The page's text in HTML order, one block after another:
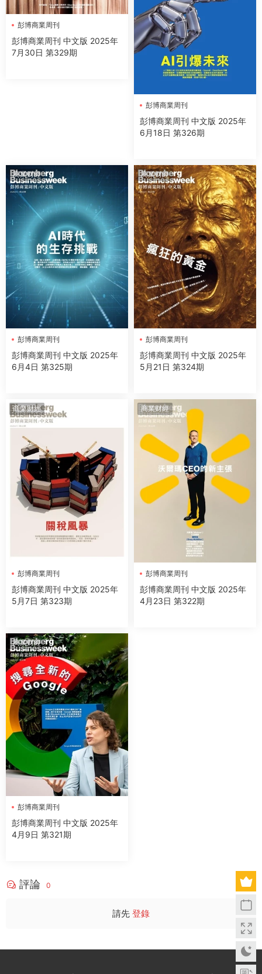
彭博商業周刊
彭博商業周刊 中文版 2025年
7月30日 第329期
彭博商業周刊
彭博商業周刊 中文版 2025年
6月18日 第326期
商業财經
彭博商業周刊
彭博商業周刊 中文版 2025年
6月4日 第325期
商業财經
彭博商業周刊
彭博商業周刊 中文版 2025年
5月21日 第324期
商業财經
彭博商業周刊
彭博商業周刊 中文版 2025年
5月7日 第323期
商業财經
彭博商業周刊
彭博商業周刊 中文版 2025年
4月23日 第322期
商業财經
彭博商業周刊
彭博商業周刊 中文版 2025年
4月9日 第321期
評論 0
請先 登錄